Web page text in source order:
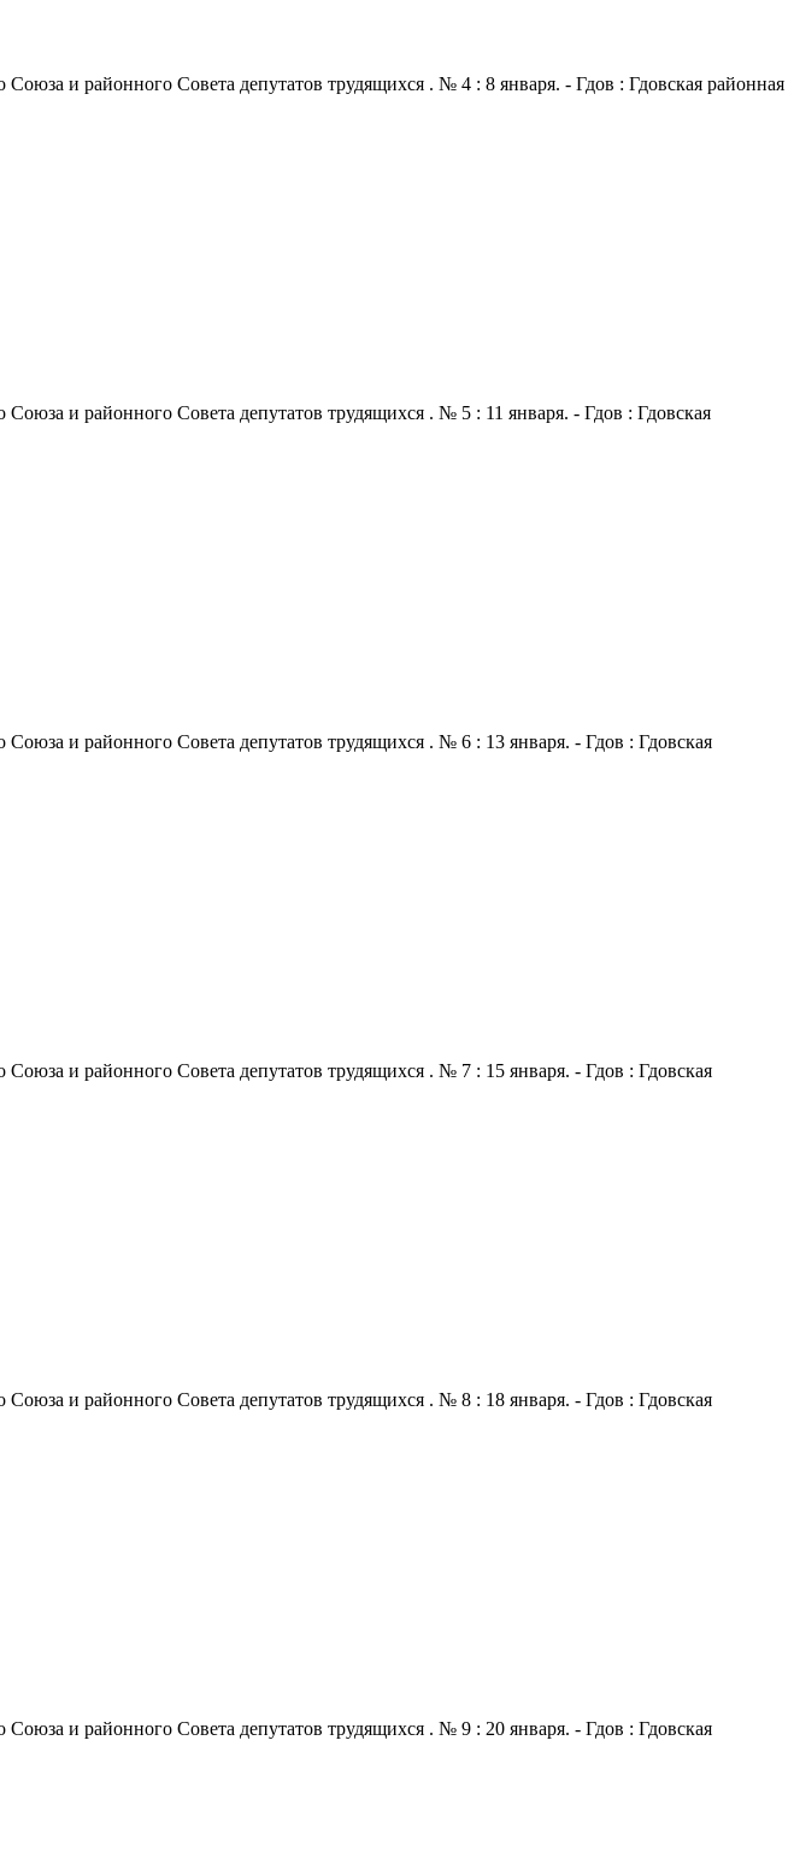
и районного Совета депутатов трудящихся . № 4 : 8 января. - Гдов : Гдовская районная
и районного Совета депутатов трудящихся . № 5 : 11 января. - Гдов : Гдовская
и районного Совета депутатов трудящихся . № 6 : 13 января. - Гдов : Гдовская
и районного Совета депутатов трудящихся . № 7 : 15 января. - Гдов : Гдовская
и районного Совета депутатов трудящихся . № 8 : 18 января. - Гдов : Гдовская
и районного Совета депутатов трудящихся . № 9 : 20 января. - Гдов : Гдовская